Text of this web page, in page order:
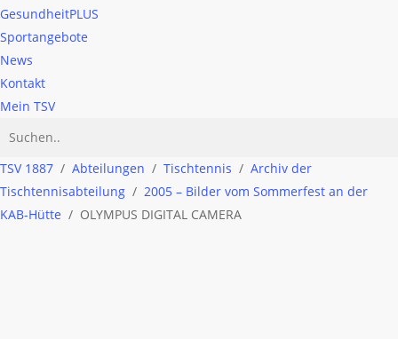
GesundheitPLUS
Sportangebote
News
Kontakt
Mein TSV
TSV 1887 / Abteilungen / Tischtennis / Archiv der
Tischtennisabteilung / 2005 – Bilder vom Sommerfest an der
KAB-Hütte / OLYMPUS DIGITAL CAMERA